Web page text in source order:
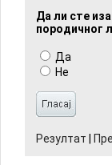
Да ли сте
породичног
Да
Не
Резултат